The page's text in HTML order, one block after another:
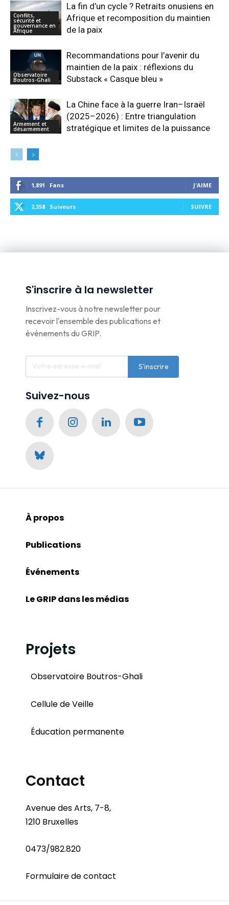
Conflits,
sécurité et
gouvernance en
Afrique
La fin d’un cycle ? Retraits onusiens en
Afrique et recomposition du maintien
de la paix
Observatoire
Boutros-Ghali
Recommandations pour l’avenir du
maintien de la paix : réflexions du
Substack « Casque bleu »
Armement et
désarmement
La Chine face à la guerre Iran–Israël
(2025–2026) : Entre triangulation
stratégique et limites de la puissance
1,891 Fans J'AIME
2,358 Suiveurs SUIVRE
S'inscrire à la newsletter
Inscrivez-vous à notre newsletter pour
recevoir l'ensemble des publications et
événements du GRIP.
S'inscrire
Suivez-nous
À propos
Publications
Événements
Le GRIP dans les médias
Projets
Observatoire Boutros-Ghali
Cellule de Veille
Éducation permanente
Contact
Avenue des Arts, 7-8,
1210 Bruxelles
0473/982.820
Formulaire de contact